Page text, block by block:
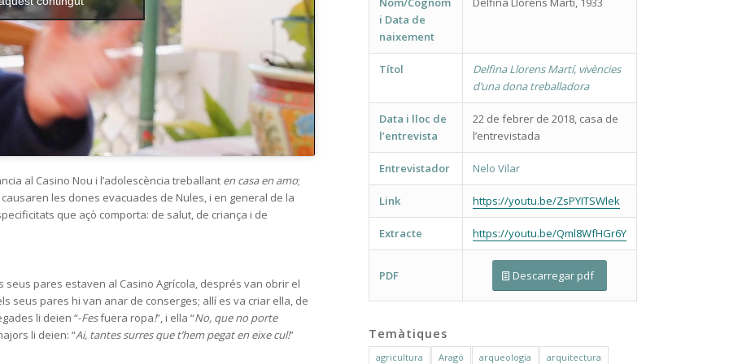
al Casino Nou i l’adolescència treballant en casa en amo;
les dones evacuades de Nules, i en general de la
que açò comporta: de salut, de criança i de
pares estaven al Casino Agrícola, després van obrir el
seus pares hi van anar de conserges; allí es va criar ella, de
li deien “-Fesfuera ropa!”, i ella “No, que no porte
li deien: “Ai, tantes surres que t’hem pegat en eixe cul!”
i Data de
naixement
Títol
Delfina Llorens Martí, vivències
d’una dona treballadora
Data i lloc de
l’entrevista
22 de febrer de 2018, casa de
l’entrevistada
Entrevistador Nelo Vilar
Link https://youtu.be/ZsPYITSWlek
Extracte https://youtu.be/Qml8WfHGr6Y
PDF Descarregar pdf
Temàtiques
agricultura Aragó arqueologia arquitectura